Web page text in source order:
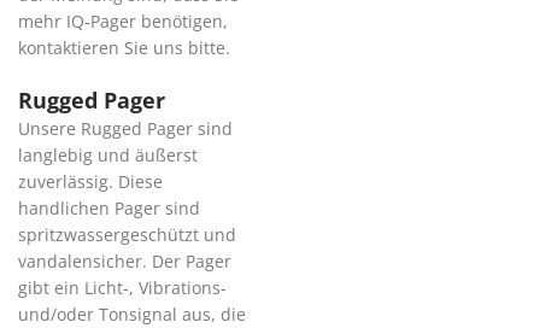
mehr IQ-Pager benötigen,
kontaktieren Sie uns bitte.
Rugged Pager
Unsere Rugged Pager sind
langlebig und äußerst
zuverlässig. Diese
handlichen Pager sind
spritzwassergeschützt und
vandalensicher. Der Pager
gibt ein Licht-, Vibrations-
und/oder Tonsignal aus, die